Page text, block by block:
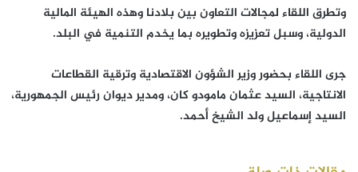
وتطرق اللقاء لمجالات التعاون بين بلادنا وهذه الهيئة المالية
الدولية، وسبل تعزيزه وتطويره بما يخدم التنمية في البلد.
جرى اللقاء بحضور وزير الشؤون الاقتصادية وترقية القطاعات
الانتاجية، السيد عثمان مامودو كان، ومدير ديوان رئيس الجمهورية،
السيد إسماعيل ولد الشيخ أحمد.